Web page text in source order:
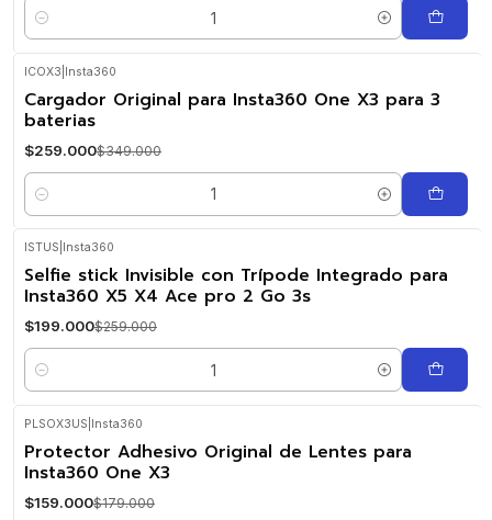
Cantidad
OFF
ICOX3 Insta360
Cargador Original para Insta360 One X3 para 3
baterias
$259.000$349.000
Cantidad
-23%
OFF
ISTUS Insta360
Selfie stick Invisible con Trípode Integrado para
Insta360 X5 X4 Ace pro 2 Go 3s
$199.000$259.000
Cantidad
-11%
OFF
PLSOX3US Insta360
Protector Adhesivo Original de Lentes para
Insta360 One X3
$159.000$179.000